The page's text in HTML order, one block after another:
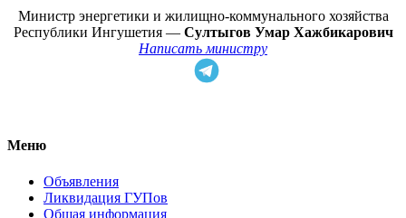
Министр энергетики и жилищно-коммунального хозяйства
Республики Ингушетия — Султыгов Умар Хажбикарович
Написать министру
Меню
Объявления
Ликвидация ГУПов
Общая информация